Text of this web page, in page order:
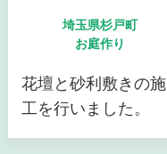
埼玉県杉戸町
お庭作り
花壇と砂利敷きの施
工を行いました。